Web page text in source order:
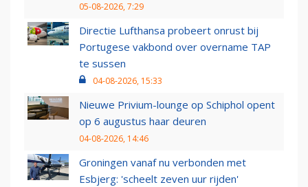
05-08-2026, 7:29
Directie Lufthansa probeert onrust bij
Portugese vakbond over overname TAP
te sussen
04-08-2026, 15:33
Nieuwe Privium-lounge op Schiphol opent
op 6 augustus haar deuren
04-08-2026, 14:46
Groningen vanaf nu verbonden met
Esbjerg: 'scheelt zeven uur rijden'